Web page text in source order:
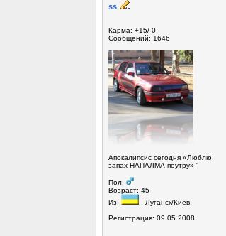
ss
Карма: +15/-0
Сообщений: 1646
Апокалипсис сегодня «Люблю
запах НАПАЛМА поутру» "
Пол:
Возраст: 45
Из:
, Луганск/Киев
Регистрация: 09.05.2008